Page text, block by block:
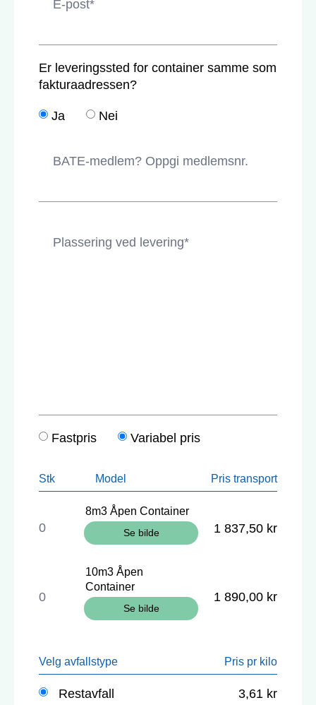
Er leveringssted for container samme som
fakturaadressen?
Ja Nei
Fastpris Variabel pris
Stk Model Pris transport
8m3 Åpen Container
Se bilde 1 837,50 kr
10m3 Åpen
Container
Se bilde
1 890,00 kr
Velg avfallstype Pris pr kilo
Restavfall
3,61 kr